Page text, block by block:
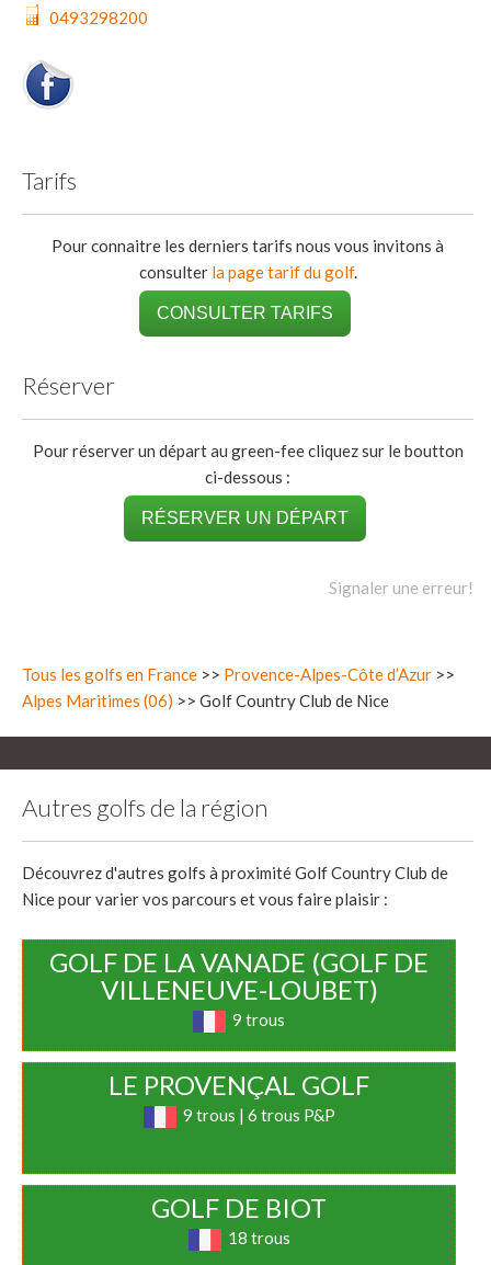
0493298200
Tarifs
Pour connaitre les derniers tarifs nous vous invitons à
consulter la page tarif du golf.
CONSULTER TARIFS
Réserver
Pour réserver un départ au green-fee cliquez sur le boutton
ci-dessous :
RÉSERVER UN DÉPART
Signaler une erreur!
Tous les golfs en France >> Provence-Alpes-Côte d’Azur >>
Alpes Maritimes (06) >> Golf Country Club de Nice
Autres golfs de la région
Découvrez d'autres golfs à proximité Golf Country Club de
Nice pour varier vos parcours et vous faire plaisir :
GOLF DE LA VANADE (GOLF DE
VILLENEUVE-LOUBET)
9 trous
LE PROVENÇAL GOLF
9 trous | 6 trous P&P
GOLF DE BIOT
18 trous